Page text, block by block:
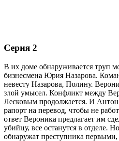
Серия 2
В их доме обнаруживается труп
бизнесмена Юрия Назарова.
невесту Назарова, Полину.
злой умысел. Конфликт между
Лесковым продолжается. И
рапорт на перевод, чтобы не
ответ Вероника предлагает им
убийцу, все останутся в отделе.
обнаружат преступника первыми,